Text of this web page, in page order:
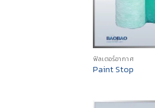
ฟิลเตอร์อากาศ
Paint Stop